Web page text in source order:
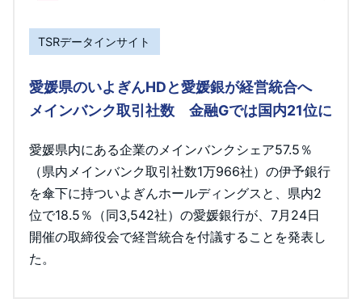
TSRデータインサイト
愛媛県のいよぎんHDと愛媛銀が経営統合へ
メインバンク取引社数 金融Gでは国内21位に
愛媛県内にある企業のメインバンクシェア57.5％
（県内メインバンク取引社数1万966社）の伊予銀行
を傘下に持ついよぎんホールディングスと、県内2
位で18.5％（同3,542社）の愛媛銀行が、7月24日
開催の取締役会で経営統合を付議することを発表し
た。